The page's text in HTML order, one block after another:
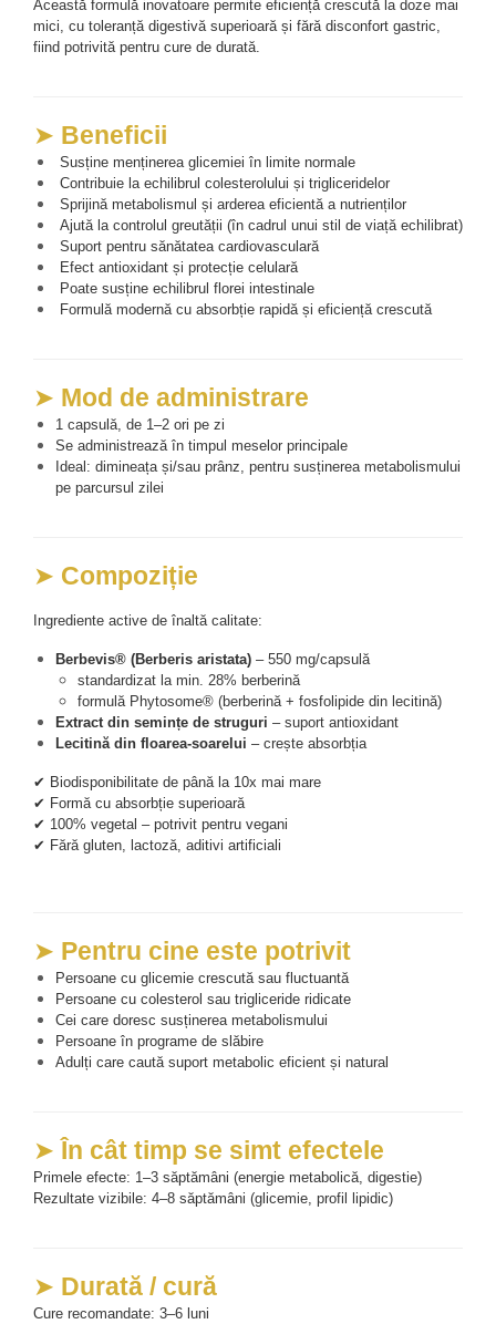
Această formulă inovatoare permite eficiență crescută la doze mai
mici, cu toleranță digestivă superioară și fără disconfort gastric,
fiind potrivită pentru cure de durată.
➤ Beneficii
Susține menținerea glicemiei în limite normale
Contribuie la echilibrul colesterolului și trigliceridelor
Sprijină metabolismul și arderea eficientă a nutrienților
Ajută la controlul greutății (în cadrul unui stil de viață echilibrat)
Suport pentru sănătatea cardiovasculară
Efect antioxidant și protecție celulară
Poate susține echilibrul florei intestinale
Formulă modernă cu absorbție rapidă și eficiență crescută
➤ Mod de administrare
1 capsulă, de 1–2 ori pe zi
Se administrează în timpul meselor principale
Ideal: dimineața și/sau prânz, pentru susținerea metabolismului
pe parcursul zilei
➤ Compoziție
Ingrediente active de înaltă calitate:
Berbevis® (Berberis aristata) – 550 mg/capsulă
standardizat la min. 28% berberină
formulă Phytosome® (berberină + fosfolipide din lecitină)
Extract din semințe de struguri – suport antioxidant
Lecitină din floarea-soarelui – crește absorbția
✔ Biodisponibilitate de până la 10x mai mare
✔ Formă cu absorbție superioară
✔ 100% vegetal – potrivit pentru vegani
✔ Fără gluten, lactoză, aditivi artificiali
➤ Pentru cine este potrivit
Persoane cu glicemie crescută sau fluctuantă
Persoane cu colesterol sau trigliceride ridicate
Cei care doresc susținerea metabolismului
Persoane în programe de slăbire
Adulți care caută suport metabolic eficient și natural
➤ În cât timp se simt efectele
Primele efecte: 1–3 săptămâni (energie metabolică, digestie)
Rezultate vizibile: 4–8 săptămâni (glicemie, profil lipidic)
➤ Durată / cură
Cure recomandate: 3–6 luni